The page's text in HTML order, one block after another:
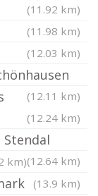
(11.92 km)
(11.98 km)
(12.03 km)
(12.11 km)
(12.24 km)
(12.64 km)
km)
(13.9 km)